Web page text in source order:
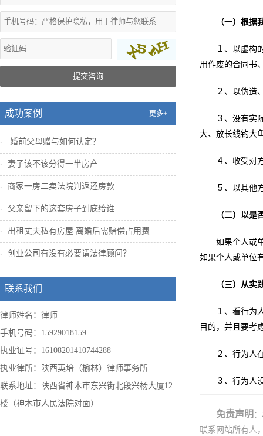
提交咨询
成功案例 更多+
婚前父母赠与如何认定？
妻子该不该分得一半房产
商家一房二卖法院判返还房款
父亲留下的这套房子到底给谁
出租丈夫私有房屋 离婚后需赔偿占用费
创业公司有没有必要请法律顾问？
联系我们
律师姓名：律师
手机号码：15929018159
执业证号：16108201410744288
执业律所：陕西英培（榆林）律师事务所
联系地址：陕西省神木市东兴街北段兴杨大厦12
楼（神木市人民法院对面）
（一）根
１、以虚构
用作废的合同书
２、以伪造
３、没有实
大、放长线钓大
４、收受对
５、以其他
（二）以是
如果个人或
如果个人或单位
（三）从实
１、看行为
目的，并且要考
２、行为人
３、行为人
免责声明
联系网站所有人